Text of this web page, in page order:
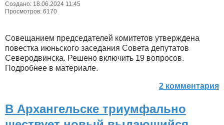
Создано: 18.06.2024 11:45
Просмотров: 6170
Совещанием председателей комитетов утверждена
повестка июньского заседания Совета депутатов
Северодвинска. Решено включить 19 вопросов.
Подробнее в материале.
2 комментария
В Архангельске триумфально